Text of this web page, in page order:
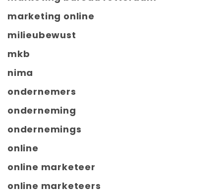
marketing online
milieubewust
mkb
nima
ondernemers
onderneming
ondernemings
online
online marketeer
online marketeers